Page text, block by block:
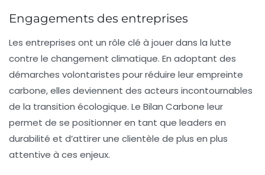
Engagements des entreprises
Les entreprises ont un rôle clé à jouer dans la lutte
contre le changement climatique. En adoptant des
démarches volontaristes pour réduire leur empreinte
carbone, elles deviennent des acteurs incontournables
de la transition écologique. Le Bilan Carbone leur
permet de se positionner en tant que leaders en
durabilité et d’attirer une clientèle de plus en plus
attentive à ces enjeux.